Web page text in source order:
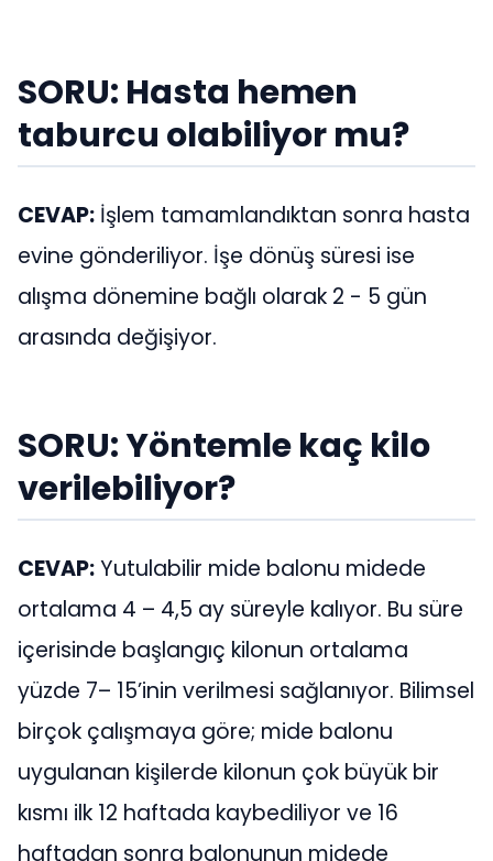
SORU: Hasta hemen
taburcu olabiliyor mu?
CEVAP: İşlem tamamlandıktan sonra hasta
evine gönderiliyor. İşe dönüş süresi ise
alışma dönemine bağlı olarak 2 - 5 gün
arasında değişiyor.
SORU: Yöntemle kaç kilo
verilebiliyor?
CEVAP:Yutulabilir mide balonu midede
ortalama 4 – 4,5 ay süreyle kalıyor. Bu süre
içerisinde başlangıç kilonun ortalama
yüzde 7– 15’inin verilmesi sağlanıyor. Bilimsel
birçok çalışmaya göre; mide balonu
uygulanan kişilerde kilonun çok büyük bir
kısmı ilk 12 haftada kaybediliyor ve 16
haftadan sonra balonunun midede